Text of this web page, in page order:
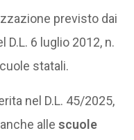
previsto dai
D.L. 6 luglio 2012, n.
statali.
nel D.L. 45/2025,
allescuole